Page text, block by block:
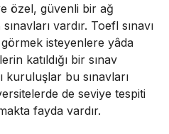
özel, güvenli bir ağ
vardır. Toefl sınavı
görmek isteyenlere yâda
katıldığı bir sınav
kuruluşlar bu sınavları
de seviye tespiti
fayda vardır.